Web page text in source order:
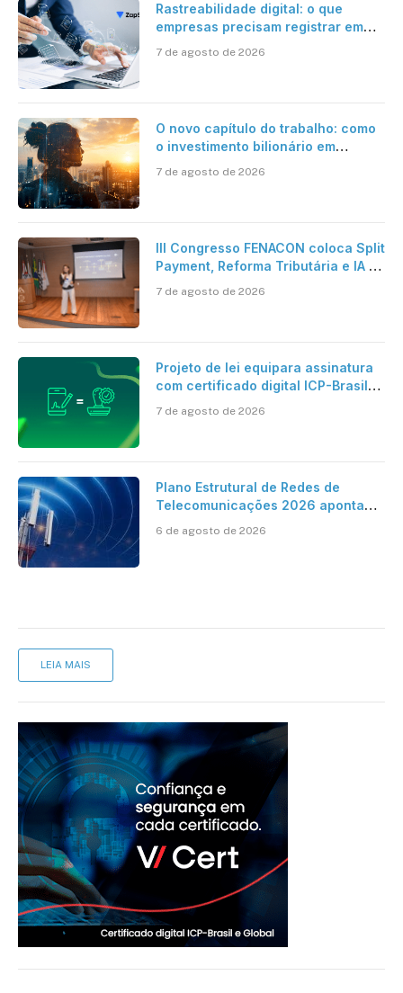
Rastreabilidade digital: o que
empresas precisam registrar em
7 de agosto de 2026
O novo capítulo do trabalho: como
o investimento bilionário em
verdadeira era da inteligência
7 de agosto de 2026
III Congresso FENACON coloca Split
Payment, Reforma Tributária e IA no
7 de agosto de 2026
Projeto de lei equipara assinatura
com certificado digital ICP-Brasil
cartório
7 de agosto de 2026
Plano Estrutural de Redes de
Telecomunicações 2026 aponta
mantém desafio
6 de agosto de 2026
LEIA MAIS